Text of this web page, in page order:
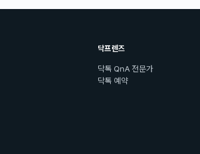
닥프렌즈
닥톡 QnA 전문가
닥톡 예약